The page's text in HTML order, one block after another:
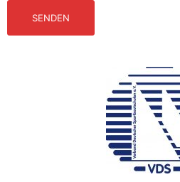
SENDEN